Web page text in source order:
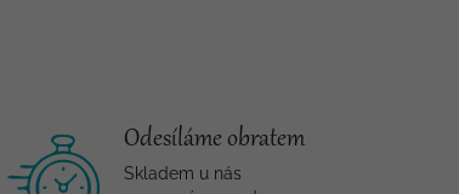
Odesíláme obratem
Skladem u nás